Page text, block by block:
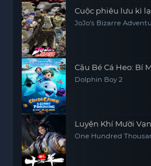
Cuộc phiêu lưu kì
JoJo's Bizarre
Cậu Bé Cá Heo: Bí
Dolphin Boy 2
Luyện Khí Mười
One Hundred